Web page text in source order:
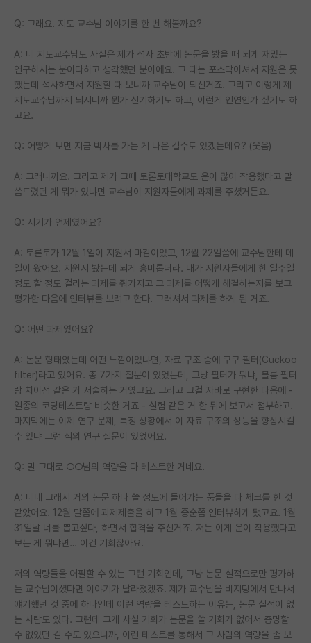
Q: 그래요. 지도 교수님 이야기를 한 번 해볼까요?
A: 네 지도교수님도 사실은 제가 석사 초반에 논문을 봤을 때 되게 재밌는
연구하시는 분이다하고 생각했던 분이에요. 그 때는 포스닥이셔서 지원은 못
했는데 석사하면서 지원할 때 보니까 교수님이 되신거죠. 그리고 이렇게 제
지도교수님까지 되시니까 뭔가 신기하기도 하고, 이런게 인연인가 싶기도 하
고요.
Q: 어떻게 보면 지금 박사를 가는 게 나은 걸수도 있겠는데요? (웃음)
A: 그러니까요. 그리고 제가 그때 토론토대학교도 운이 많이 작용했다고 말
씀드렸던 게 뭐가 있냐면 교수님이 지원자들에게 과제를 주셨거든요.
Q: 시기가 언제였어요?
A: 토론토가 12월 1일이 지원서 마감이었고, 12월 22일쯤에 교수님한테 메
일이 왔어요. 지원서 봤는데 되게 흥미롭더라. 내가 지원자들에게 한 일주일
정도 할 정도 걸리는 과제를 줘가지고 그 과제를 어떻게 해결하는지를 보고
평가한 다음에 인터뷰를 보려고 한다. 그러셔서 과제를 하게 된 거죠.
Q: 어떤 과제였어요?
A: 논문 형태였는데 어떤 느낌이었냐면, 자료 구조 중에 쿠쿠 필터(Cuckoo
filter)라고 있어요. 총 7가지 질문이 있었는데, 그냥 필터가 뭐냐, 블룸 필터
랑 차이점 같은 거 서술하는 거였고요. 그리고 그걸 자바로 구현한 다음에 -
일종의 코딩테스트랑 비슷한 거죠 - 실험 같은 거 한 뒤에 보고서 첨부하고.
마지막에는 이제 연구 문제, 특정 상황에서 이 자료 구조의 성능을 향상시킬
수 있냐 그런 식의 연구 질문이 있었어요.
Q: 말 그대로 ○○님의 역량을 다 테스트한 거네요.
A: 네네 그래서 거의 논문 하나 쓸 정도에 들어가는 품들을 다 체크를 한 것
같았어요. 12월 말쯤에 과제제출을 하고 1월 중순쯤 인터뷰하게 됐고요. 1월
31일날 너를 뽑고싶다, 하면서 합격을 주신거죠. 저는 이게 운이 작용했다고
보는 게 뭐냐면… 이건 기회잖아요.
저의 역량들을 어필할 수 있는 그런 기회인데, 그냥 논문 실적으로만 평가하
는 교수님이셨다면 이야기가 달라졌겠죠. 제가 교수님을 비지팅에서 만나서
얘기했던 것 중에 하나인데 이런 역량을 테스트하는 이유는, 논문 실적이 없
는 사람도 있다. 그런데 그게 사실 기회가 논문을 쓸 기회가 없어서 증명할
수 없었던 걸 수도 있으니까, 이런 테스트를 통해서 그 사람의 역량을 좀 보